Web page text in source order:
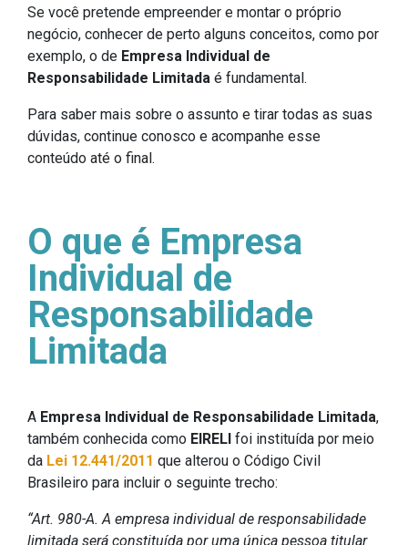
Se você pretende empreender e montar o próprio
negócio, conhecer de perto alguns conceitos, como por
exemplo, o de Empresa Individual de
Responsabilidade Limitada é fundamental.
Para saber mais sobre o assunto e tirar todas as suas
dúvidas, continue conosco e acompanhe esse
conteúdo até o final.
O que é Empresa
Individual de
Responsabilidade
Limitada
A Empresa Individual de Responsabilidade Limitada,
também conhecida como EIRELI foi instituída por meio
da Lei 12.441/2011 que alterou o Código Civil
Brasileiro para incluir o seguinte trecho:
“Art. 980-A. A empresa individual de responsabilidade
limitada será constituída por uma única pessoa titular